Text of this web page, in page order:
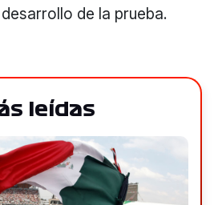
de la prueba.
leídas